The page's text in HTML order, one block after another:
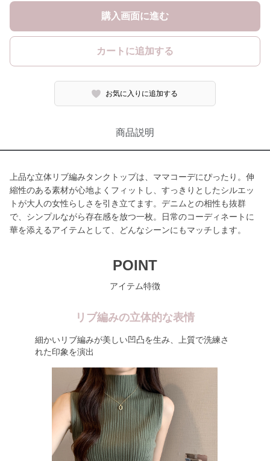
購入画面に進む
カートに追加する
お気に入りに追加する
商品説明
上品な立体リブ編みタンクトップは、ママコーデにぴったり。伸
縮性のある素材が心地よくフィットし、すっきりとしたシルエッ
トが大人の女性らしさを引き立てます。デニムとの相性も抜群
で、シンプルながら存在感を放つ一枚。日常のコーディネートに
華を添えるアイテムとして、どんなシーンにもマッチします。
POINT
アイテム特徴
リブ編みの立体的な表情
細かいリブ編みが美しい凹凸を生み、上質で洗練さ
れた印象を演出